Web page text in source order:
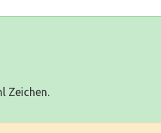
Zeichen.